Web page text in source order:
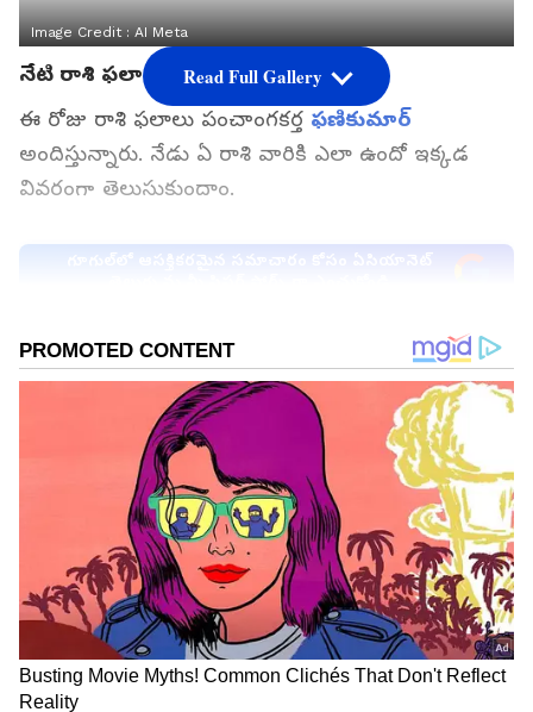
Image Credit :AI Meta
నేటి రాశి ఫలాలు
ఈ రోజు రాశి ఫలాలు పంచాంగకర్త ఫణికుమార్
అందిస్తున్నారు. నేడు ఏ రాశి వారికి ఎలా ఉందో ఇక్కడ
వివరంగా తెలుసుకుందాం.
గూగుల్‌లో ఆసక్తికరమైన సమాచారం కోసం ఏసియానెట్
Read Full Gallery